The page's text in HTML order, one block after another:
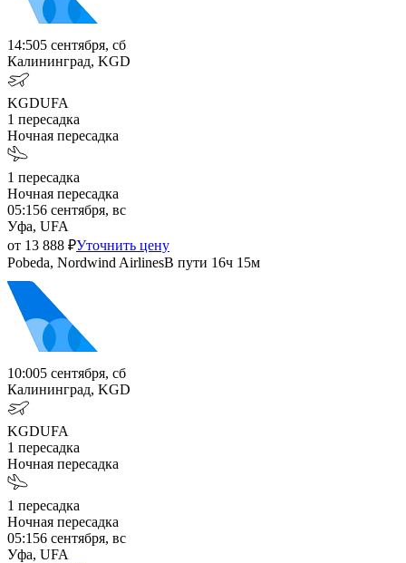
14:505 сентября, сб
Калининград, KGD
KGDUFA
1 пересадка
Ночная пересадка
1 пересадка
Ночная пересадка
05:156 сентября, вс
Уфа, UFA
от 13 888 ₽Уточнить цену
Pobeda, Nordwind AirlinesВ пути 16ч 15м
10:005 сентября, сб
Калининград, KGD
KGDUFA
1 пересадка
Ночная пересадка
1 пересадка
Ночная пересадка
05:156 сентября, вс
Уфа, UFA